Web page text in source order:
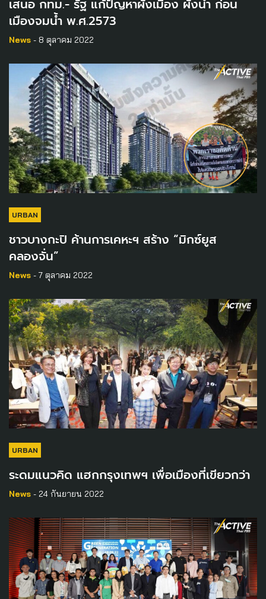
เสนอ กทม.- รัฐ แก้ปัญหาผังเมือง ผังน้ำ ก่อน
เมืองจมน้ำ พ.ศ.2573
News - 8 ตุลาคม 2022
URBAN
ชาวบางกะปิ ค้านการเคหะฯ สร้าง “มิกซ์ยูส
คลองจั่น”
News - 7 ตุลาคม 2022
URBAN
ระดมแนวคิด แฮกกรุงเทพฯ เพื่อเมืองที่เขียวกว่า
News - 24 กันยายน 2022